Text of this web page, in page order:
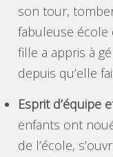
son tour,
fabuleuse école
fille a appris à
depuis qu’elle
Esprit d’équipe
enfants ont
de l’école,